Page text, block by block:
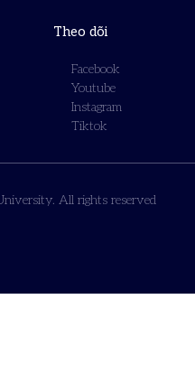
Theo dõi
Facebook
Youtube
Instagram
Tiktok
All rights reserved